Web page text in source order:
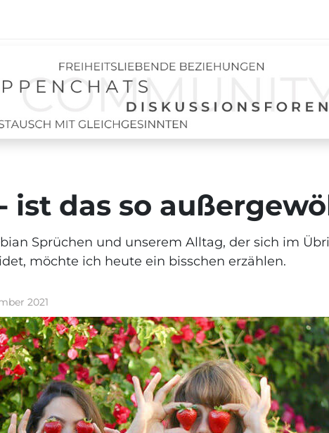
ist das so
Sprüchen und unserem Alltag, der sich im
möchte ich heute ein bisschen erzählen.
2021